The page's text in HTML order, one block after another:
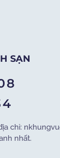
SẠN
chỉ:
nhất.